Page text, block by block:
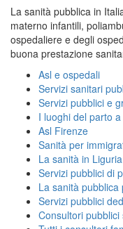
La sanità pubblica in
materno infantili,
ospedaliere e degli
buona prestazione
Asl e ospedali
Servizi sanitari
Servizi pubblici e
I luoghi del parto
Asl Firenze
Sanità per
La sanità in Liguria
Servizi pubblici di
La sanità pubblica
Servizi pubblici
Consultori pubblici